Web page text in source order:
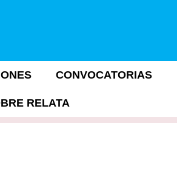
CONVOCATORIAS
RELATA